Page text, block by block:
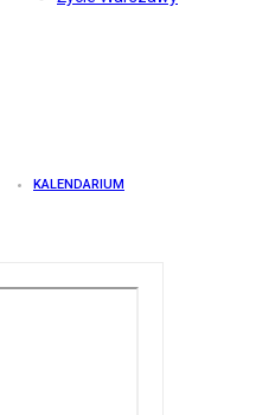
KALENDARIUM